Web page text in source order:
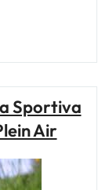
Sportiva
Air